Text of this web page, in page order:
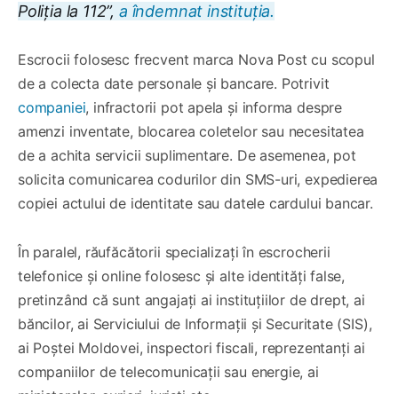
Poliția la 112”, a îndemnat instituția.
Escrocii folosesc frecvent marca Nova Post cu scopul
de a colecta date personale și bancare. Potrivit
companiei, infractorii pot apela și informa despre
amenzi inventate, blocarea coletelor sau necesitatea
de a achita servicii suplimentare. De asemenea, pot
solicita comunicarea codurilor din SMS-uri, expedierea
copiei actului de identitate sau datele cardului bancar.
În paralel, răufăcătorii specializați în escrocherii
telefonice și online folosesc și alte identități false,
pretinzând că sunt angajați ai instituțiilor de drept, ai
băncilor, ai Serviciului de Informații și Securitate (SIS),
ai Poștei Moldovei, inspectori fiscali, reprezentanți ai
companiilor de telecomunicații sau energie, ai